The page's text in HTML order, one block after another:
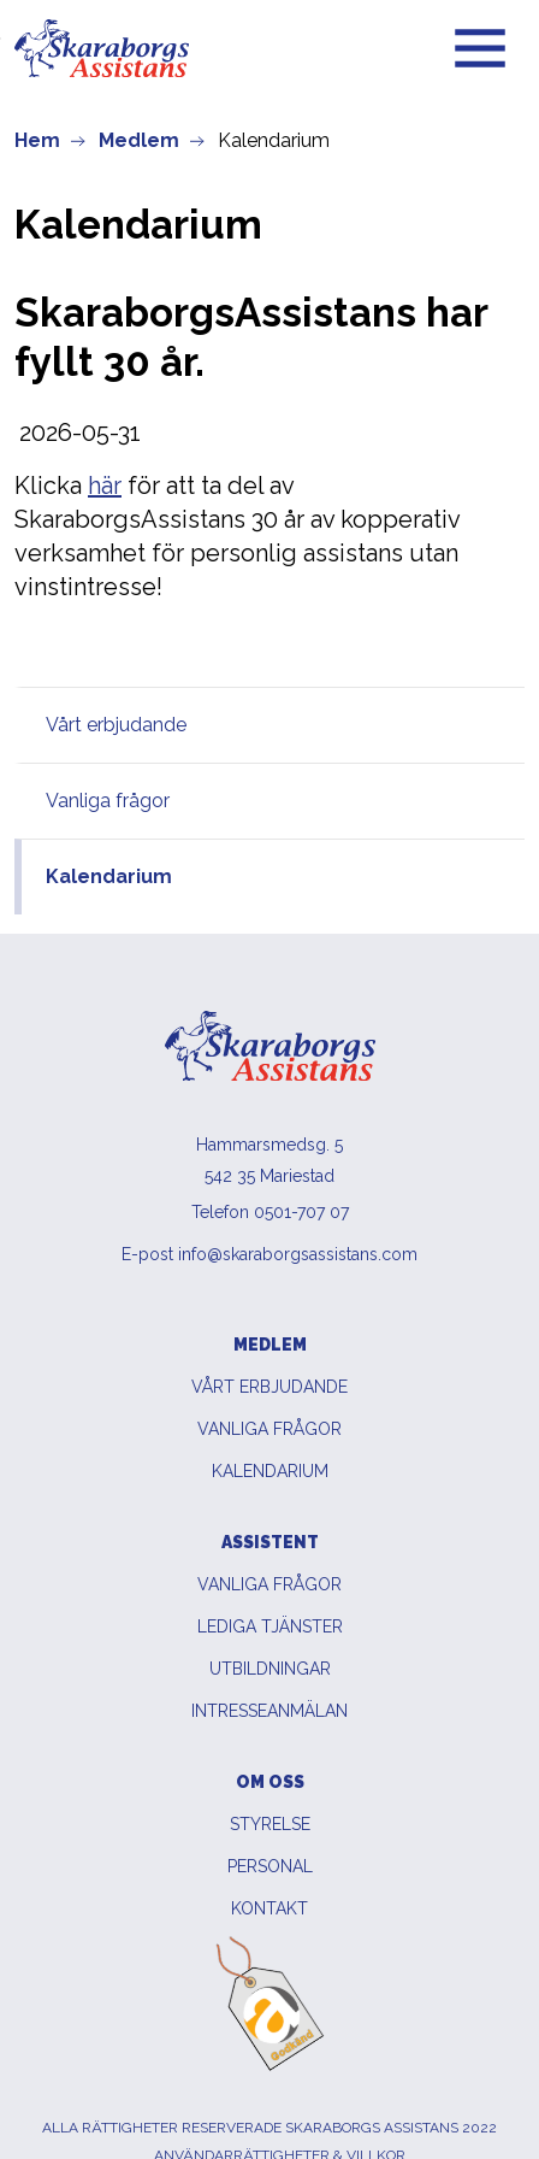
Skip to main content
Hem Medlem Kalendarium
Kalendarium
SkaraborgsAssistans har
fyllt 30 år.
2026-05-31
Klicka här för att ta del av
SkaraborgsAssistans 30 år av kopperativ
verksamhet för personlig assistans utan
vinstintresse!
Vårt erbjudande
Vanliga frågor
Kalendarium
Hammarsmedsg. 5
542 35 Mariestad
Telefon 0501-707 07
E-post info@skaraborgsassistans.com
MEDLEM
VÅRT ERBJUDANDE
VANLIGA FRÅGOR
KALENDARIUM
ASSISTENT
VANLIGA FRÅGOR
LEDIGA TJÄNSTER
UTBILDNINGAR
INTRESSEANMÄLAN
OM OSS
STYRELSE
PERSONAL
KONTAKT
ALLA RÄTTIGHETER RESERVERADE SKARABORGS ASSISTANS 2022
ANVÄNDARRÄTTIGHETER & VILLKOR